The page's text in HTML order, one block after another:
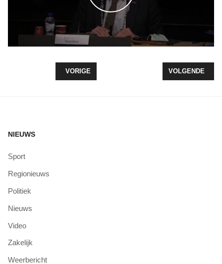
VORIG ARTIKEL: RAADSVERGADERING 11
VORIGE VOLGENDE
VOLGENDE
NIEUWS
Sport
Regionieuws
Politiek
Nieuws
Video
Zakelijk
Weerbericht